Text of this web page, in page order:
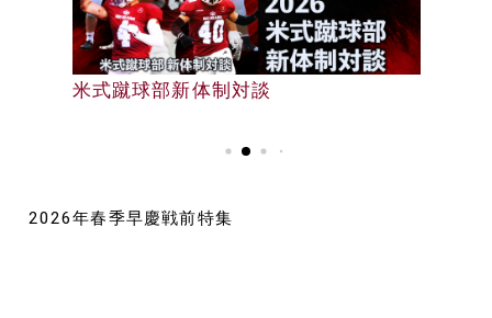
早大野球部選手名鑑
米式蹴球部新体制対談
早大野球部選手名鑑
2026年春季早慶戦前特集